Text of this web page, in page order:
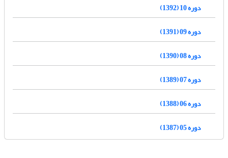
دوره 10 (1392)
دوره 09 (1391)
دوره 08 (1390)
دوره 07 (1389)
دوره 06 (1388)
دوره 05 (1387)